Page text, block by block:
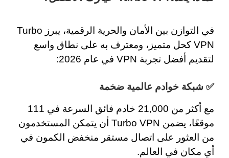
في التوازن بين الأمان والحرية الرقمية، يبرز Turbo
VPNكحل متميز، ومعترف به على نطاق واسع
لتقديم أفضل تجربة VPN في عام 2026:
✅ شبكة خوادم عالمية ضخمة
مع أكثر من 21,000 خادم فائق السرعة في
111
موقعًا
، يضمن Turbo VPN أن يتمكن المستخدمون
من العثور على اتصال مستقر منخفض الكمون في
أي مكان في العالم.